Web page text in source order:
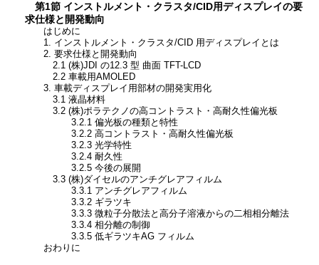
第1節 インストルメント・クラスタ/CID用ディスプレイの要
求仕様と開発動向
はじめに
1. インストルメント・クラスタ/CID 用ディスプレイとは
2. 要求仕様と開発動向
2.1 (株)JDI の12.3 型 曲面 TFT-LCD
2.2 車載用AMOLED
3. 車載ディスプレイ用部材の開発実用化
3.1 液晶材料
3.2 (株)ポラテクノの高コントラスト・高耐久性偏光板
3.2.1 偏光板の種類と特性
3.2.2 高コントラスト・高耐久性偏光板
3.2.3 光学特性
3.2.4 耐久性
3.2.5 今後の展開
3.3 (株)ダイセルのアンチグレアフィルム
3.3.1 アンチグレアフィルム
3.3.2 ギラツキ
3.3.3 微粒子分散法と高分子溶液からの二相相分離法
3.3.4 相分離の制御
3.3.5 低ギラツキAG フィルム
おわりに